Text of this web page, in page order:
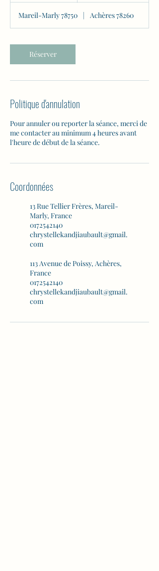
Mareil-Marly 78750 | Achères 78260
Réserver
Politique d'annulation
Pour annuler ou reporter la séance, merci de
me contacter au minimum 4 heures avant
l'heure de début de la séance.
Coordonnées
13 Rue Tellier Frères, Mareil-
Marly, France
0172542140
chrystellekandjiaubault@gmail.
com
113 Avenue de Poissy, Achères,
France
0172542140
chrystellekandjiaubault@gmail.
com